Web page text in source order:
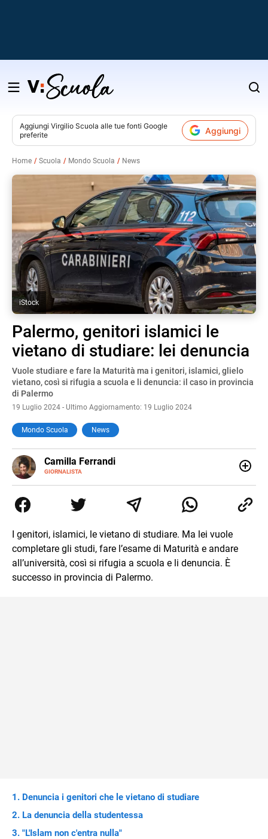
Salta
contenuto
Aggiungi Virgilio Scuola alle tue fonti Google
preferite
Aggiungi
Home Scuola Mondo Scuola News
iStock
Palermo, genitori islamici le
vietano di studiare: lei denuncia
Vuole studiare e fare la Maturità ma i genitori, islamici, glielo
vietano, così si rifugia a scuola e li denuncia: il caso in provincia
di Palermo
19 Luglio 2024 - Ultimo Aggiornamento: 19 Luglio 2024
Mondo Scuola News
Camilla Ferrandi
GIORNALISTA
E-
MAIL
LINKEDIN
di trasformare la passione per la scrittura in un lavoro, e
da lì non mi sono più fermata. L’attualità è il mio pane
mente.
I genitori, islamici, le vietano di studiare. Ma lei vuole
completare gli studi, fare l’esame di Maturità e andare
all’università, così si rifugia a scuola e li denuncia. È
successo in provincia di Palermo.
Denuncia i genitori che le vietano di studiare
La denuncia della studentessa
"L'Islam non c'entra nulla"